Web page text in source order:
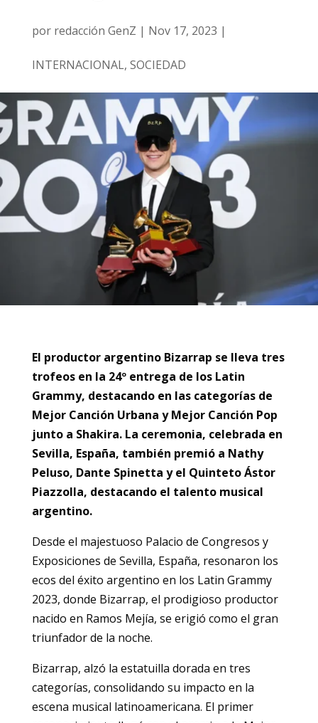
por redacción GenZ | Nov 17, 2023 |
INTERNACIONAL, SOCIEDAD
El productor argentino Bizarrap se lleva tres
trofeos en la 24º entrega de los Latin
Grammy, destacando en las categorías de
Mejor Canción Urbana y Mejor Canción Pop
junto a Shakira. La ceremonia, celebrada en
Sevilla, España, también premió a Nathy
Peluso, Dante Spinetta y el Quinteto Ástor
Piazzolla, destacando el talento musical
argentino.
Desde el majestuoso Palacio de Congresos y
Exposiciones de Sevilla, España, resonaron los
ecos del éxito argentino en los Latin Grammy
2023, donde Bizarrap, el prodigioso productor
nacido en Ramos Mejía, se erigió como el gran
triunfador de la noche.
Bizarrap, alzó la estatuilla dorada en tres
categorías, consolidando su impacto en la
escena musical latinoamericana. El primer